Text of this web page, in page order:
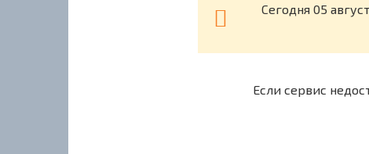
Cегодня 05
Если сервис